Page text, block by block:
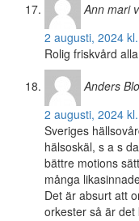
Ann mari
2 augusti, 2024
Rolig friskvård
Anders
2 augusti, 2024
Sveriges
hälsoskäl, s a s
bättre motions
många
Det är absurt att
orkester så är det